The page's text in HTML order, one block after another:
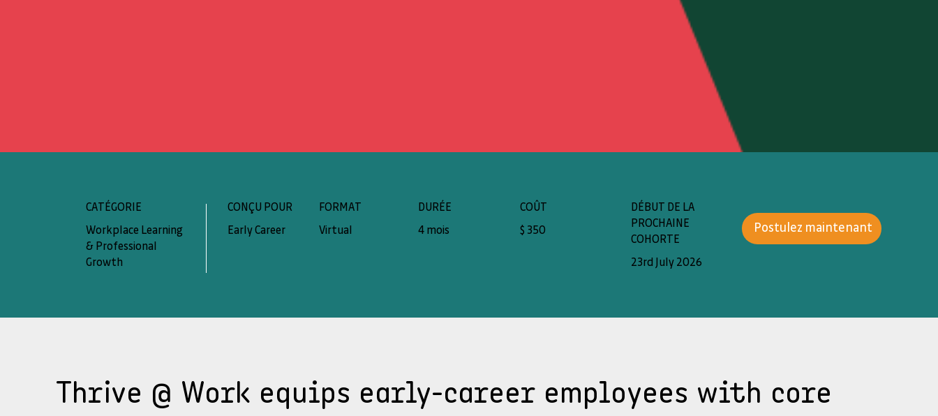
Thrive @ Work equips early-career employees with core
CATÉGORIE
Workplace Learning
& Professional
Growth
CONÇU POUR
Early Career
FORMAT
Virtual
DURÉE
4 mois
COÛT
$ 350
DÉBUT DE LA
PROCHAINE
COHORTE
23rd July 2026
Postulez maintenant